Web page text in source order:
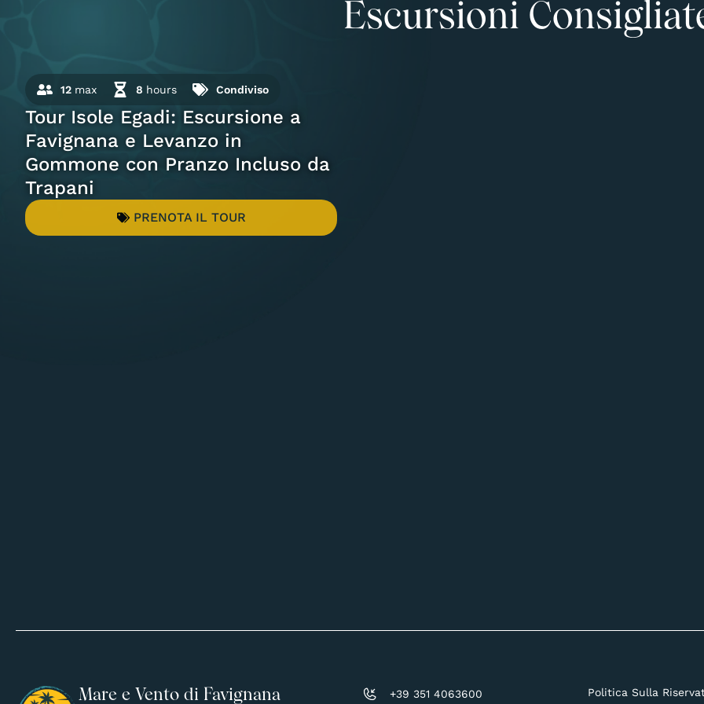
Escursioni
12 max 8 hours Condiviso
Tour Isole Egadi: Escursione a
Favignana e Levanzo in
Gommone con Pranzo Incluso da
Trapani
PRENOTA IL TOUR
Mare e Vento di Favignana +39 351 4063600 Politica Sulla